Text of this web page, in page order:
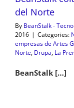
del Norte
By BeanStalk -
2016 | Categories:
empresas de Artes
Norte, Drupa, La
BeanStalk […]